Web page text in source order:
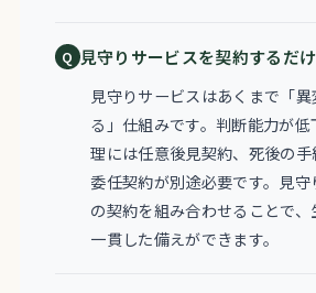
見守りサービスを契約するだ
見守りサービスはあくまで「
る」仕組みです。判断能力が
理には任意後見契約、死後の
委任契約が別途必要です。見
の契約を組み合わせることで
一貫した備えができます。